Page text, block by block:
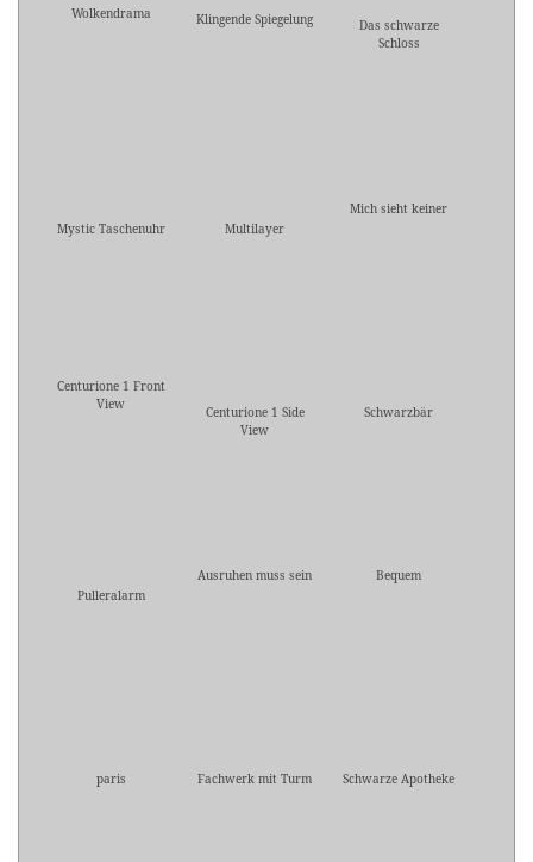
Wolkendrama Klingende Spiegelung
Das schwarze
Schloss
Mystic Taschenuhr Multilayer
Mich sieht keiner
Centurione 1 Front
View
Centurione 1 Side
View
Schwarzbär
Pulleralarm
Ausruhen muss sein Bequem
paris Fachwerk mit Turm Schwarze Apotheke